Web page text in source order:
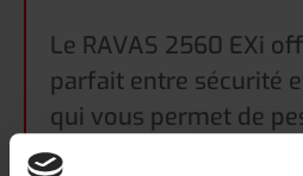
Le RAVAS 2560 EXi
parfait entre sécurité
qui vous permet de
fiabilité dans des